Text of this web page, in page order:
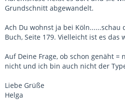
Grundschnitt abgewandelt.
Ach Du wohnst ja bei Köln......schau
Buch, Seite 179. Vielleicht ist es das
Auf Deine Frage, ob schon genäht =
nicht und ich bin auch nicht der
Liebe Grüße
Helga